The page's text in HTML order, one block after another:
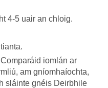
4-5 uair an chloig.
iomlán ar
am gníomhaíochta,
sláinte gnéis Deirbhile